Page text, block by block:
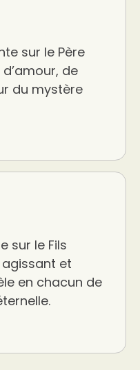
sur le Père
de
du mystère
sur le Fils
et
en chacun de